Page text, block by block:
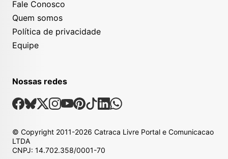
Fale Conosco
Quem somos
Política de privacidade
Equipe
Nossas redes
Nossas Redes Sociais
Facebook
Bsky
X Instagram
Youtube
Pinterest
TiktokLinkedin
Whatsapp
© Copyright 2011-2026 Catraca Livre Portal e Comunicacao
LTDA
CNPJ: 14.702.358/0001-70